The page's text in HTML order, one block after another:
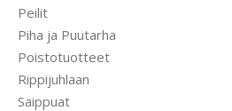
Peilit
Piha ja Puutarha
Poistotuotteet
Rippijuhlaan
Saippuat